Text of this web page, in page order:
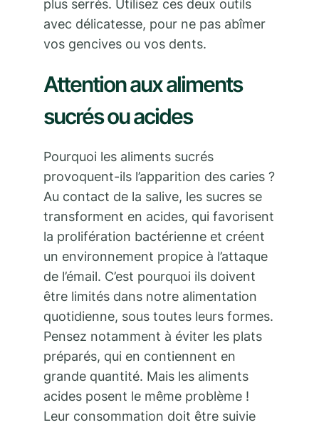
plus serrés. Utilisez ces deux outils
avec délicatesse, pour ne pas abîmer
vos gencives ou vos dents.
Attention aux aliments
sucrés ou acides
Pourquoi les aliments sucrés
provoquent-ils l’apparition des caries ?
Au contact de la salive, les sucres se
transforment en acides, qui favorisent
la prolifération bactérienne et créent
un environnement propice à l’attaque
de l’émail. C’est pourquoi ils doivent
être limités dans notre alimentation
quotidienne, sous toutes leurs formes.
Pensez notamment à éviter les plats
préparés, qui en contiennent en
grande quantité. Mais les aliments
acides posent le même problème !
Leur consommation doit être suivie